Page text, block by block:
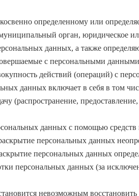
определенному или
орган, юридическое
данных, а также
с персональными
действий (операций) с
данных включает в себя в том
(распространение,
данных с помощью
персональных данных
персональных данных
персональных данных (за
невозможным